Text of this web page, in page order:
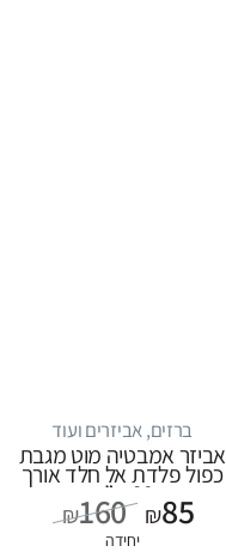
ברזים, אביזרים ועוד
אביזר אמבטיה מוט מגבת
כפול פלדת אל חלד אורך
60 ס”מ
₪160 ₪85
יחידה